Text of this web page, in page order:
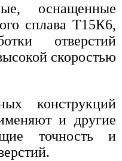
оснащенные
сплава Т15К6,
отверстий
скоростью
конструкций
и другие
точность и